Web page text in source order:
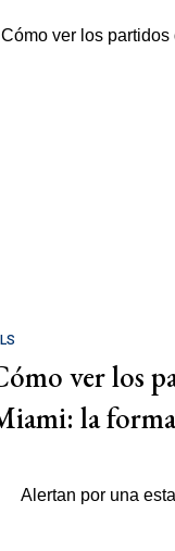
ver los
la